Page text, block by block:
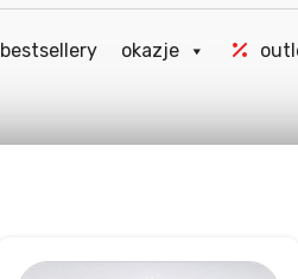
bestsellery okazje